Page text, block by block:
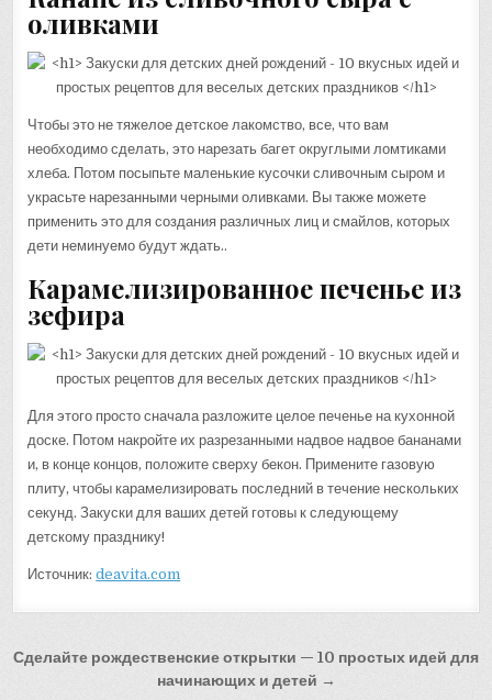
оливками
Чтобы это не тяжелое детское лакомство, все, что вам
необходимо сделать, это нарезать багет округлыми ломтиками
хлеба. Потом посыпьте маленькие кусочки сливочным сыром и
украсьте нарезанными черными оливками. Вы также можете
применить это для создания различных лиц и смайлов, которых
дети неминуемо будут ждать..
Карамелизированное печенье из
зефира
Для этого просто сначала разложите целое печенье на кухонной
доске. Потом накройте их разрезанными надвое надвое бананами
и, в конце концов, положите сверху бекон. Примените газовую
плиту, чтобы карамелизировать последний в течение нескольких
секунд. Закуски для ваших детей готовы к следующему
детскому празднику!
Источник:deavita.com
Навигация
Сделайте рождественские открытки — 10 простых идей для
начинающих и детей →